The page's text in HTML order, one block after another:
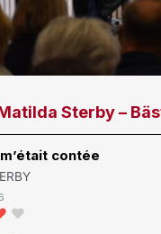
Sterby –
contée